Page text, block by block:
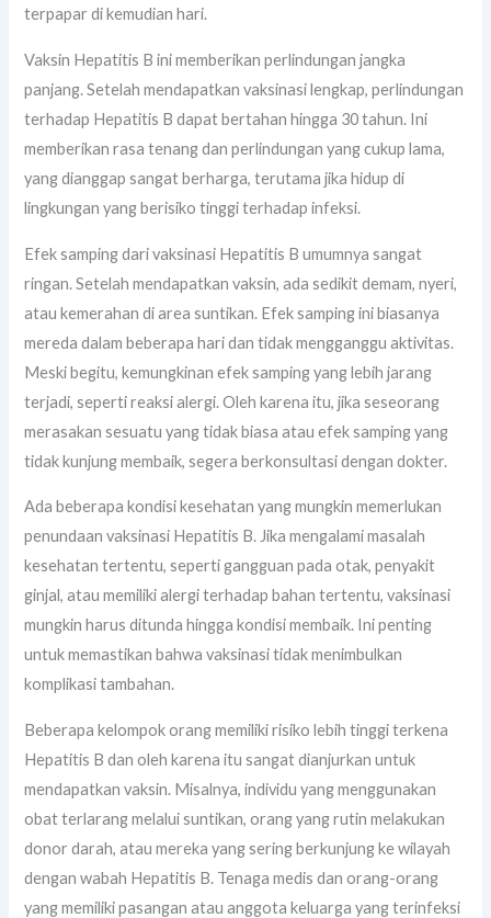
terpapar di kemudian hari.
Vaksin Hepatitis B ini memberikan perlindungan jangka
panjang. Setelah mendapatkan vaksinasi lengkap, perlindungan
terhadap Hepatitis B dapat bertahan hingga 30 tahun. Ini
memberikan rasa tenang dan perlindungan yang cukup lama,
yang dianggap sangat berharga, terutama jika hidup di
lingkungan yang berisiko tinggi terhadap infeksi.
Efek samping dari vaksinasi Hepatitis B umumnya sangat
ringan. Setelah mendapatkan vaksin, ada sedikit demam, nyeri,
atau kemerahan di area suntikan. Efek samping ini biasanya
mereda dalam beberapa hari dan tidak mengganggu aktivitas.
Meski begitu, kemungkinan efek samping yang lebih jarang
terjadi, seperti reaksi alergi. Oleh karena itu, jika seseorang
merasakan sesuatu yang tidak biasa atau efek samping yang
tidak kunjung membaik, segera berkonsultasi dengan dokter.
Ada beberapa kondisi kesehatan yang mungkin memerlukan
penundaan vaksinasi Hepatitis B. Jika mengalami masalah
kesehatan tertentu, seperti gangguan pada otak, penyakit
ginjal, atau memiliki alergi terhadap bahan tertentu, vaksinasi
mungkin harus ditunda hingga kondisi membaik. Ini penting
untuk memastikan bahwa vaksinasi tidak menimbulkan
komplikasi tambahan.
Beberapa kelompok orang memiliki risiko lebih tinggi terkena
Hepatitis B dan oleh karena itu sangat dianjurkan untuk
mendapatkan vaksin. Misalnya, individu yang menggunakan
obat terlarang melalui suntikan, orang yang rutin melakukan
donor darah, atau mereka yang sering berkunjung ke wilayah
dengan wabah Hepatitis B. Tenaga medis dan orang-orang
yang memiliki pasangan atau anggota keluarga yang terinfeksi